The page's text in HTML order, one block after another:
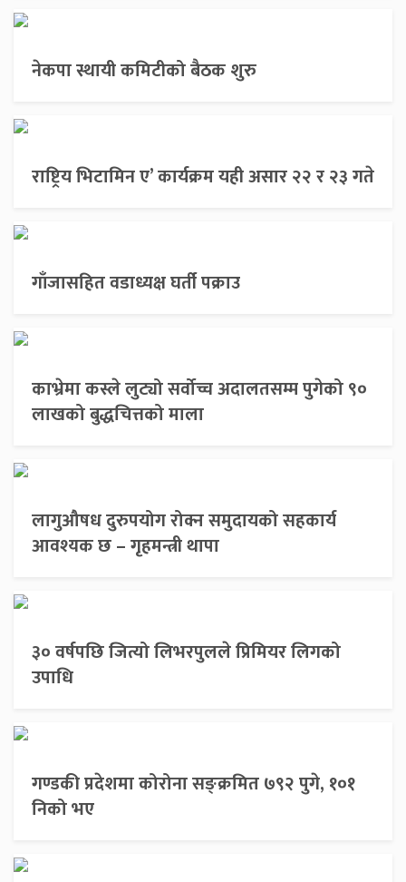
नेकपा स्थायी कमिटीको बैठक शुरु
राष्ट्रिय भिटामिन ए’ कार्यक्रम यही असार २२ र २३ गते
गाँजासहित वडाध्यक्ष घर्ती पक्राउ
काभ्रेमा कस्ले लुट्यो सर्वोच्च अदालतसम्म पुगेको ९०
लाखको बुद्धचित्तको माला
लागुऔषध दुरुपयोग रोक्न समुदायको सहकार्य
आवश्यक छ – गृहमन्त्री थापा
३० वर्षपछि जित्यो लिभरपुलले प्रिमियर लिगको
उपाधि
गण्डकी प्रदेशमा कोरोना सङ्क्रमित ७९२ पुगे, १०१
निको भए